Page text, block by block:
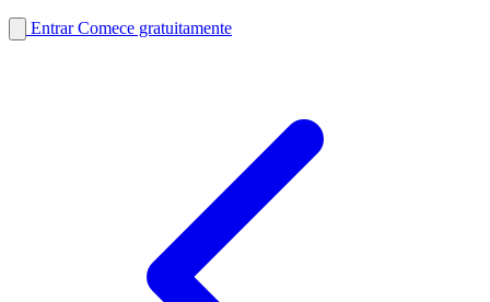
EntrarComece gratuitamente